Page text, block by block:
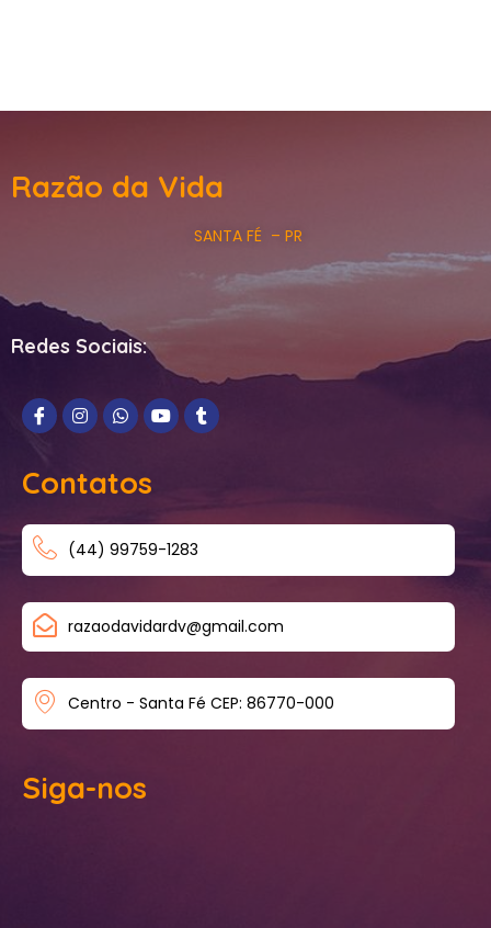
Razão da Vida
SANTA FÉ – PR
Redes Sociais:
Contatos
(44) 99759-1283
razaodavidardv@gmail.com
Centro - Santa Fé CEP: 86770-000
Siga-nos